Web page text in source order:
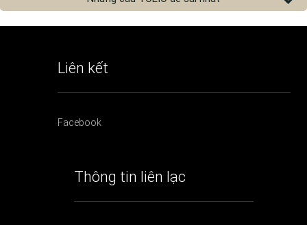
Liên kết
Facebook
Thông tin liên lạc